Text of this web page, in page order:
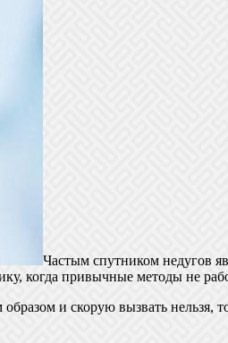
Частым спутником недугов
когда привычные методы не
и скорую вызвать нельзя,